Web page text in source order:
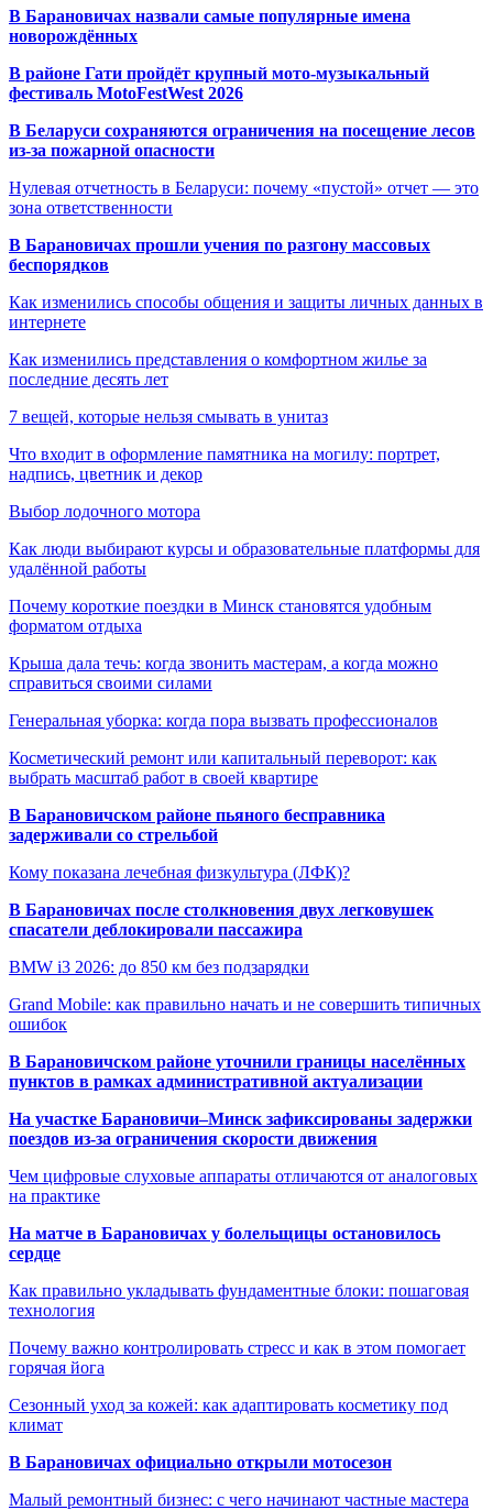
В Барановичах назвали самые популярные имена
новорождённых
В районе Гати пройдёт крупный мото-музыкальный
фестиваль MotoFestWest 2026
В Беларуси сохраняются ограничения на посещение лесов
из-за пожарной опасности
Нулевая отчетность в Беларуси: почему «пустой» отчет — это
зона ответственности
В Барановичах прошли учения по разгону массовых
беспорядков
Как изменились способы общения и защиты личных данных в
интернете
Как изменились представления о комфортном жилье за
последние десять лет
7 вещей, которые нельзя смывать в унитаз
Что входит в оформление памятника на могилу: портрет,
надпись, цветник и декор
Выбор лодочного мотора
Как люди выбирают курсы и образовательные платформы для
удалённой работы
Почему короткие поездки в Минск становятся удобным
форматом отдыха
Крыша дала течь: когда звонить мастерам, а когда можно
справиться своими силами
Генеральная уборка: когда пора вызвать профессионалов
Косметический ремонт или капитальный переворот: как
выбрать масштаб работ в своей квартире
В Барановичском районе пьяного бесправника
задерживали со стрельбой
Кому показана лечебная физкультура (ЛФК)?
В Барановичах после столкновения двух легковушек
спасатели деблокировали пассажира
BMW i3 2026: до 850 км без подзарядки
Grand Mobile: как правильно начать и не совершить типичных
ошибок
В Барановичском районе уточнили границы населённых
пунктов в рамках административной актуализации
На участке Барановичи–Минск зафиксированы задержки
поездов из-за ограничения скорости движения
Чем цифровые слуховые аппараты отличаются от аналоговых
на практике
На матче в Барановичах у болельщицы остановилось
сердце
Как правильно укладывать фундаментные блоки: пошаговая
технология
Почему важно контролировать стресс и как в этом помогает
горячая йога
Сезонный уход за кожей: как адаптировать косметику под
климат
В Барановичах официально открыли мотосезон
Малый ремонтный бизнес: с чего начинают частные мастера